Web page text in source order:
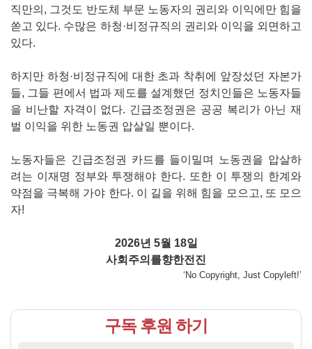
직만의, 그것도 반도체 부문 노동자의 권리와 이익에만 힘을
쏟고 있다. 수많은 하청·비정규직의 권리와 이익을 외면하고
있다.
하지만 하청·비정규직에 대한 초과 착취에 앞장섰던 자본가
들, 그들 편에서 법과 제도를 설계했던 정치인들은 노동자들
을 비난할 자격이 없다. 긴급조정권은 공공 복리가 아닌 재
벌 이익을 위한 노동권 압살일 뿐이다.
노동자들은 긴급조정권 카드를 들이밀며 노동권을 압살하
려는 이재명 정부와 투쟁해야 한다. 또한 이 투쟁의 한계와
약점을 극복해 가야 한다. 이 길을 위해 힘을 모으고, 또 모으
자!
2026년 5월 18일
사회주의를향한전진
‘No Copyright, Just Copyleft!’
구독 후원 하기